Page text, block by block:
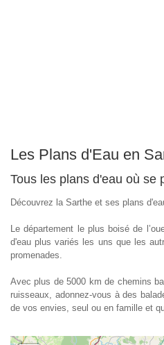
Les Plans d'Eau en
Tous les plans d'eau où se
Découvrez la Sarthe et ses plans
Le département le plus boisé de
d'eau plus variés les uns que les
promenades.
Avec plus de 5000 km de chemins
ruisseaux, adonnez-vous à des
de vos envies, seul ou en famille et